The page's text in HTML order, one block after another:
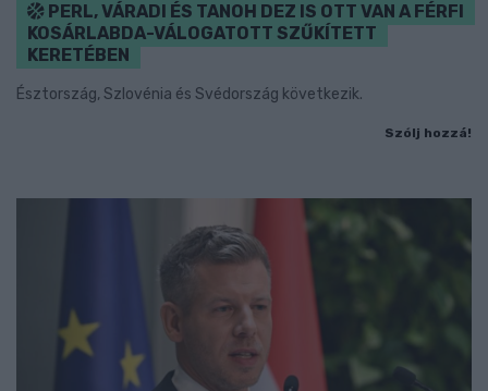
PERL, VÁRADI ÉS TANOH DEZ IS OTT VAN A FÉRFI
KOSÁRLABDA-VÁLOGATOTT SZŰKÍTETT
KERETÉBEN
Észtország, Szlovénia és Svédország következik.
Szólj hozzá!